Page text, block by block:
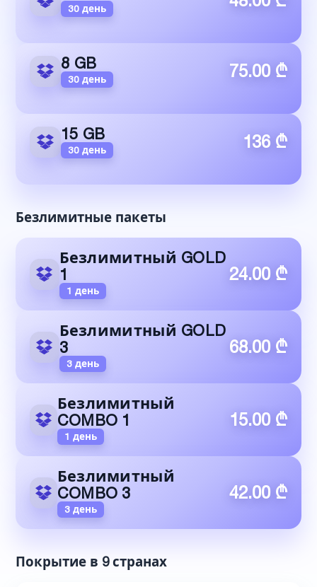
30 день
8 GB
30 день 75.00 ₾
15 GB
30 день 136 ₾
Безлимитные пакеты
Безлимитный GOLD
1
1 день
24.00 ₾
Безлимитный GOLD
3
3 день
68.00 ₾
Безлимитный
COMBO 1
1 день
15.00 ₾
Безлимитный
COMBO 3
3 день
42.00 ₾
Покрытие в 9 странах